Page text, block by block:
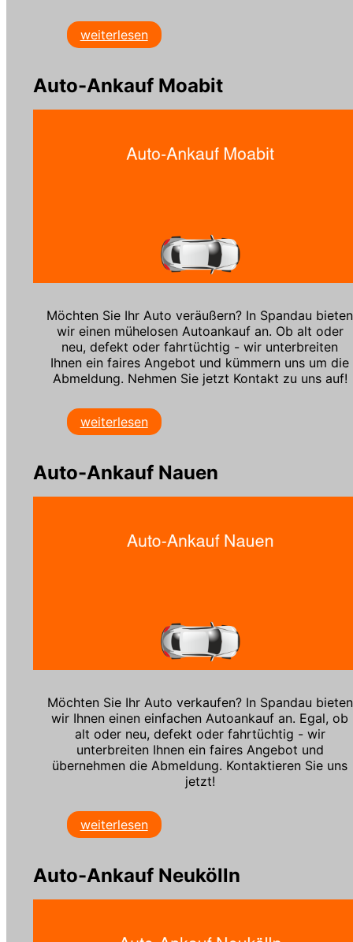
weiterlesen
Auto-Ankauf Moabit
Möchten Sie Ihr Auto veräußern? In Spandau bieten
wir einen mühelosen Autoankauf an. Ob alt oder
neu, defekt oder fahrtüchtig - wir unterbreiten
Ihnen ein faires Angebot und kümmern uns um die
Abmeldung. Nehmen Sie jetzt Kontakt zu uns auf!
weiterlesen
Auto-Ankauf Nauen
Möchten Sie Ihr Auto verkaufen? In Spandau bieten
wir Ihnen einen einfachen Autoankauf an. Egal, ob
alt oder neu, defekt oder fahrtüchtig - wir
unterbreiten Ihnen ein faires Angebot und
übernehmen die Abmeldung. Kontaktieren Sie uns
jetzt!
weiterlesen
Auto-Ankauf Neukölln